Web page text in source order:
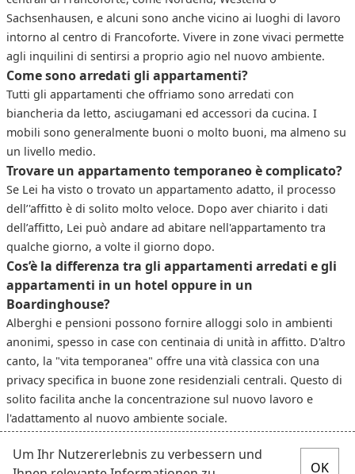
Sachsenhausen, e alcuni sono anche vicino ai luoghi di lavoro
intorno al centro di Francoforte. Vivere in zone vivaci permette
agli inquilini di sentirsi a proprio agio nel nuovo ambiente.
Come sono arredati gli appartamenti?
Tutti gli appartamenti che offriamo sono arredati con
biancheria da letto, asciugamani ed accessori da cucina. I
mobili sono generalmente buoni o molto buoni, ma almeno su
un livello medio.
Trovare un appartamento temporaneo è complicato?
Se Lei ha visto o trovato un appartamento adatto, il processo
dell’'affitto è di solito molto veloce. Dopo aver chiarito i dati
dell’affitto, Lei può andare ad abitare nell'appartamento tra
qualche giorno, a volte il giorno dopo.
Cos’è la differenza tra gli appartamenti arredati e gli
appartamenti in un hotel oppure in un
Boardinghouse?
Alberghi e pensioni possono fornire alloggi solo in ambienti
anonimi, spesso in case con centinaia di unità in affitto. D'altro
canto, la "vita temporanea" offre una vità classica con una
privacy specifica in buone zone residenziali centrali. Questo di
solito facilita anche la concentrazione sul nuovo lavoro e
l'adattamento al nuovo ambiente sociale.
Um Ihr Nutzererlebnis zu verbessern und